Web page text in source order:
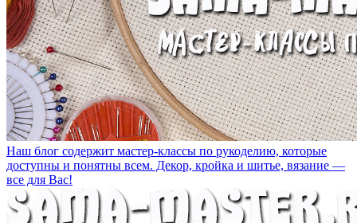
Наш блог содержит мастер-классы по рукоделию, которые
доступны и понятны всем. Декор, кройка и шитье, вязание —
все для Вас!